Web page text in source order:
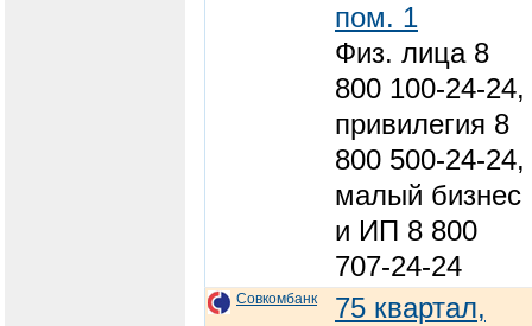
пом. 1
Физ. лица 8
800 100-24-24,
привилегия 8
800 500-24-24,
малый бизнес
и ИП 8 800
707-24-24
Совкомбанк
75 квартал,